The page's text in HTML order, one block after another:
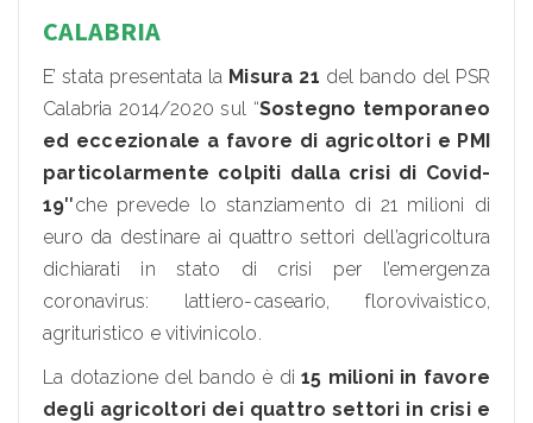
CALABRIA
E’ stata presentata la Misura 21 del bando del PSR
Calabria 2014/2020 sul “Sostegno temporaneo
ed eccezionale a favore di agricoltori e PMI
particolarmente colpiti dalla crisi di Covid-
19″che prevede lo stanziamento di 21 milioni di
euro da destinare ai quattro settori dell’agricoltura
dichiarati in stato di crisi per l’emergenza
coronavirus: lattiero-caseario, florovivaistico,
agrituristico e vitivinicolo.
La dotazione del bando è di15 milioni in favore
degli agricoltori dei quattro settori in crisi e